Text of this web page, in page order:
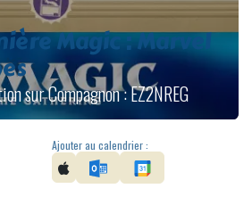
Magic : Marvel
sur Compagnon : EZ2NREG
Ajouter au calendrier :